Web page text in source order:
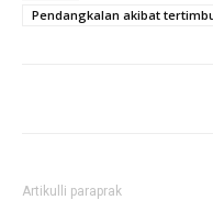
Pendangkalan akibat
Artikulli paraprak